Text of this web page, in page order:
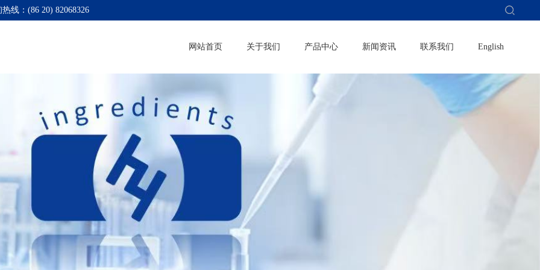
热线：(86 20) 82068326
网站首页 关于我们 产品中心 新闻资讯 联系我们 English